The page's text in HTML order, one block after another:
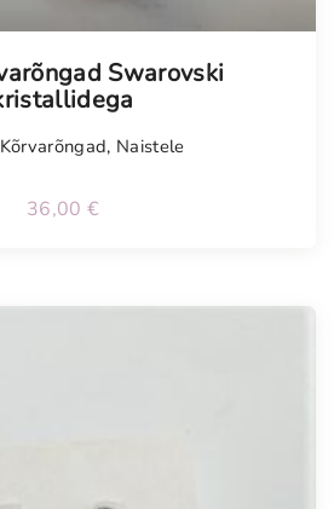
Swarovski
Kõrvarõngad, Naistele
36,00 €